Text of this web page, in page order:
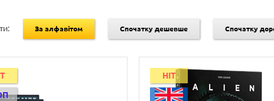
За алфавітом Спочатку дешевше Спочатку
HIT